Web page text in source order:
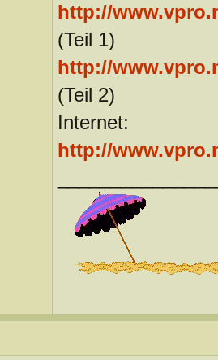
http://
(Teil 1)
http://
(Teil 2)
Internet:
http://